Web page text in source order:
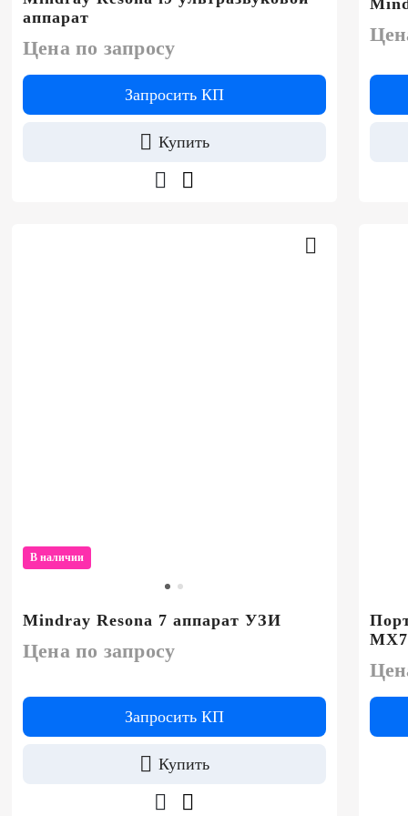
аппарат
Цена по запросу
Запросить КП
Купить
В наличии
Mindray Resona 7 аппарат УЗИ
Цена по запросу
Запросить КП
Купить
MX7